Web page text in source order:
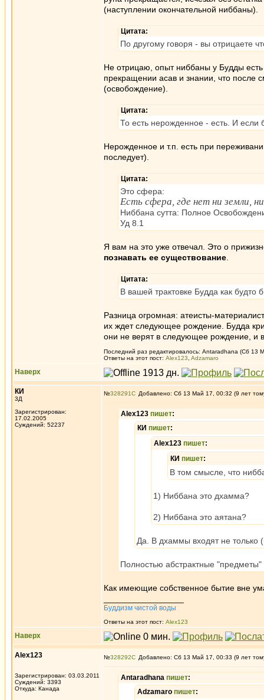
(наступлении окончательной ниббаны).
Цитата:
По другому говоря - вы отрицаете
Не отрицаю, опыт ниббаны у Будды
прекращении асав и знании, что после
(освобождение).
Цитата:
То есть нерожденное - есть. И
Нерожденное и т.п. есть при
последует).
Цитата:
Это сфера:
Есть сфера, где нет ни земли,
Ниббана сутта: Полное
Уд 8.1
Я вам на это уже отвечал. Это о
познавать ее существование
Цитата:
В вашей трактовке Будда как будто
Разница огромная: атеисты-
их ждет следующее рождение. Будда
они не верят в следующее рождение, и
Последний раз редактировалось: Antaradhana (Сб 13
Ответы на этот пост: Alex123 Adzamaro
Наверх
КИ
3Д
Зарегистрирован:
17.02.2005
Суждений: 52237
№328291 Добавлено: Сб 13 Май 17, 00:32 (9 лет
Alex123 пишет:
КИ пишет:
Alex123 пишет:
КИ пишет:
В том смысле, что
1) Ниббана это дхамма?
2) Ниббана это аятана?
Да. В дхаммы входят не только
Полностью абстрактные "предметы"
Как имеющие собственное бытие вне
Буддизм чистой воды
Ответы на этот пост: Alex123
Наверх
Alex123
Зарегистрирован: 03.03.2011
Суждений: 3393
Откуда: Канада
№328292 Добавлено: Сб 13 Май 17, 00:33 (9 лет
Antaradhana пишет:
Adzamaro пишет: